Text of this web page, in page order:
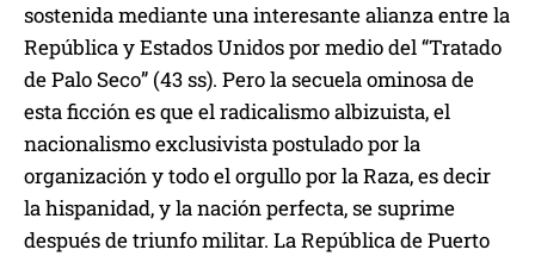
sostenida mediante una interesante alianza entre la
República y Estados Unidos por medio del “Tratado
de Palo Seco” (43 ss). Pero la secuela ominosa de
esta ficción es que el radicalismo albizuista, el
nacionalismo exclusivista postulado por la
organización y todo el orgullo por la Raza, es decir
la hispanidad, y la nación perfecta, se suprime
después de triunfo militar. La República de Puerto